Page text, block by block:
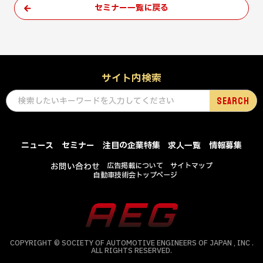
セミナー一覧に戻る
サイト内検索
ニュース セミナー 注目の企業特集 求人一覧
情報募集
お問い合わせ
広告掲載について
サイトマップ
自動車技術会トップページ
COPYRIGHT © SOCIETY OF AUTOMOTIVE ENGINEERS OF JAPAN , INC .
ALL RIGHTS RESERVED.